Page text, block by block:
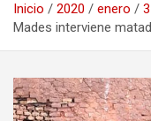
Inicio 2020 enero
Mades interviene